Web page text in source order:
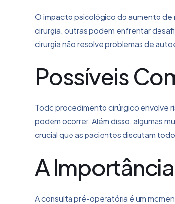
O impacto psicológico do aumento de
cirurgia, outras podem enfrentar
cirurgia não resolve problemas de
Possíveis
Todo procedimento cirúrgico envolve
podem ocorrer. Além disso, algumas
crucial que as pacientes discutam
A
A consulta pré-operatória é um